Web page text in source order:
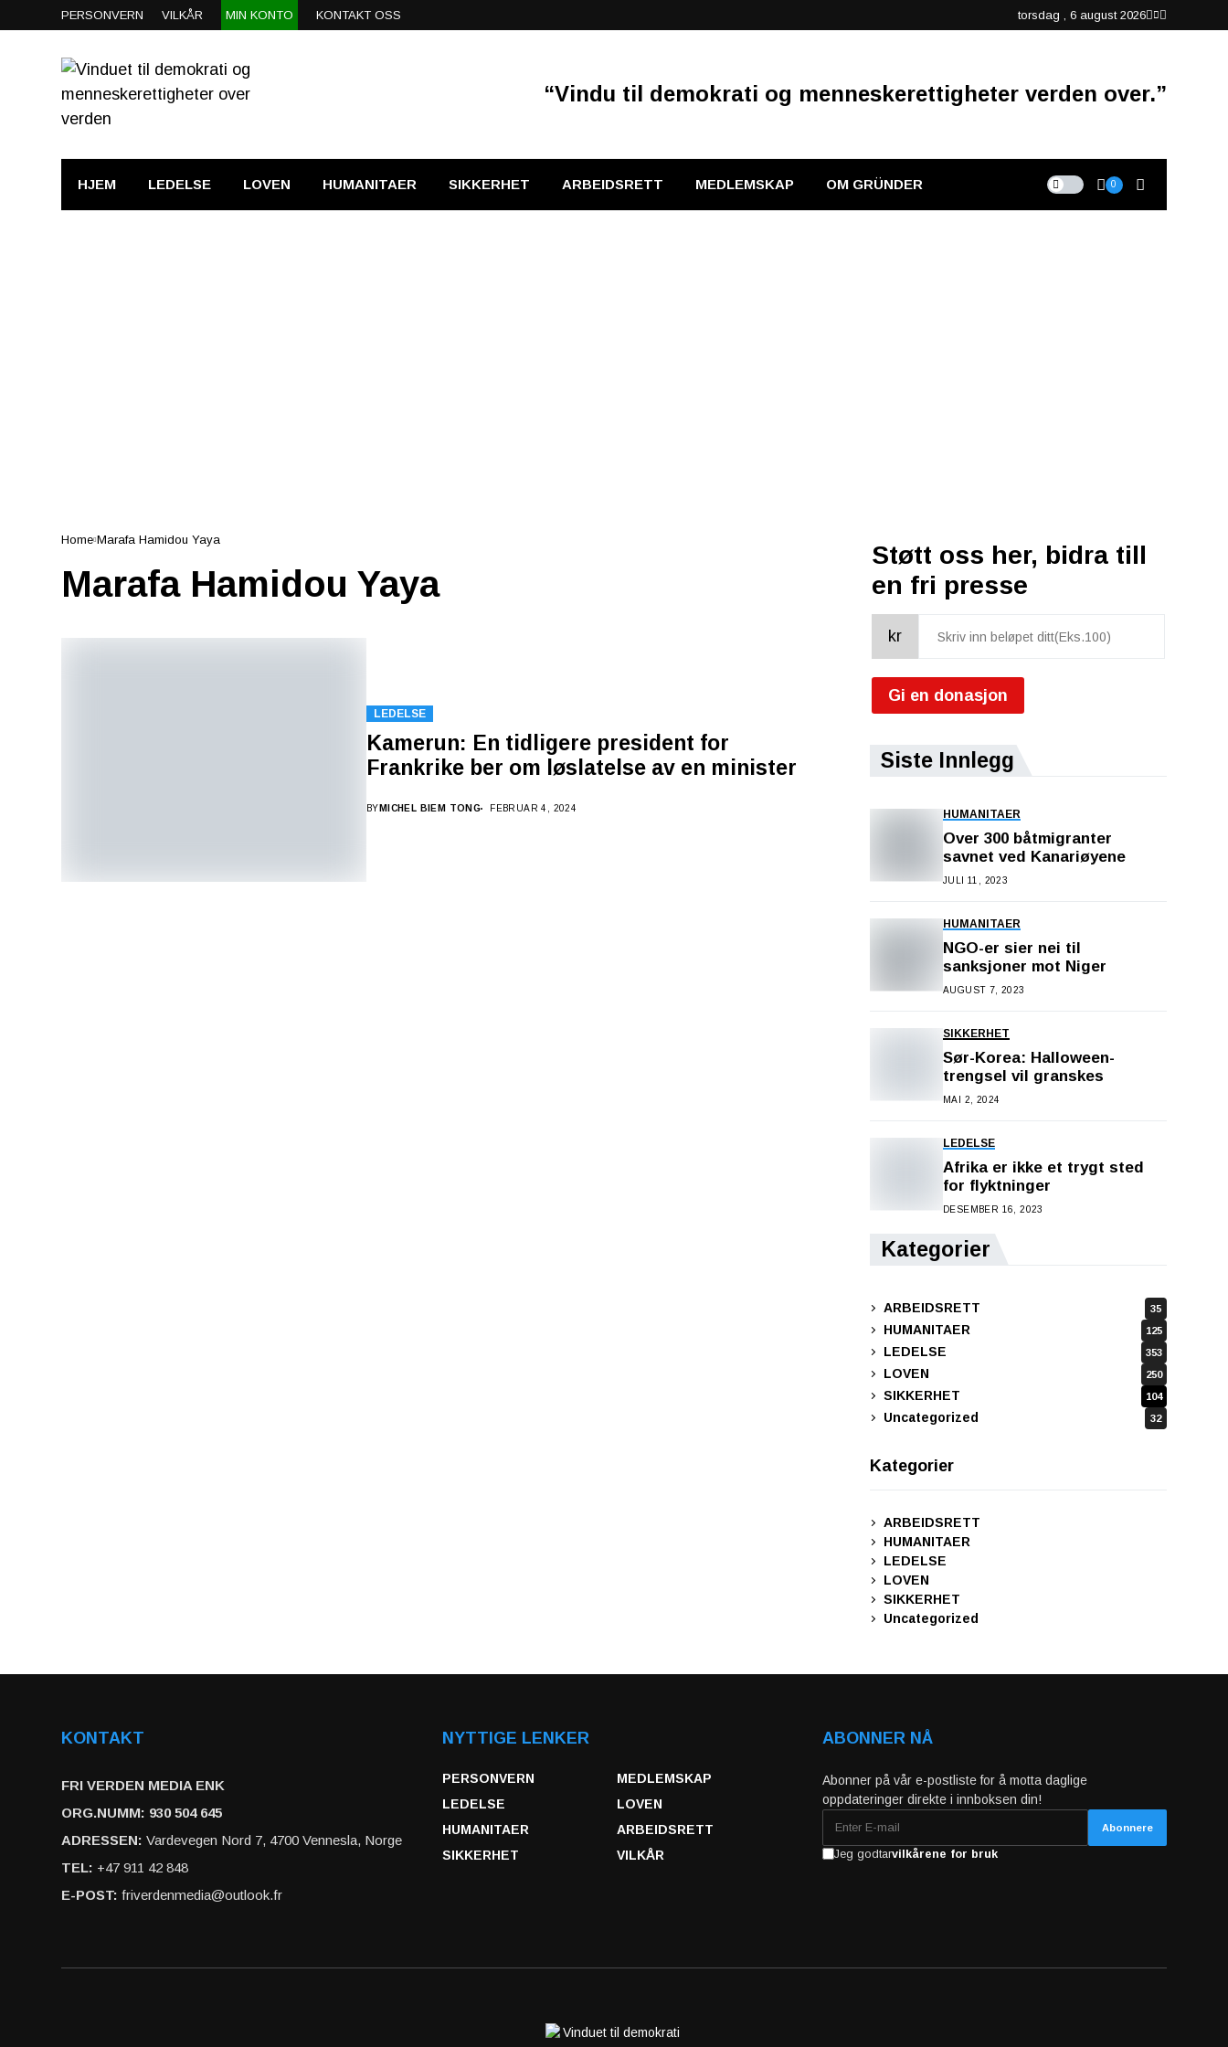
PERSONVERN VILKÅR MIN KONTO KONTAKT OSS torsdag , 6 august 2026
“Vindu til demokrati og menneskerettigheter verden over.”
HJEM LEDELSE LOVEN HUMANITAER SIKKERHET ARBEIDSRETT MEDLEMSKAP OM GRÜNDER 0
Home Marafa Hamidou Yaya
Marafa Hamidou Yaya
LEDELSE
Kamerun: En tidligere president for
Frankrike ber om løslatelse av en minister
BY MICHEL BIEM TONG FEBRUAR 4, 2024
Støtt oss her, bidra till
en fri presse
kr
Gi en donasjon
Siste Innlegg
HUMANITAER
Over 300 båtmigranter
savnet ved Kanariøyene
JULI 11, 2023
HUMANITAER
NGO-er sier nei til
sanksjoner mot Niger
AUGUST 7, 2023
SIKKERHET
Sør-Korea: Halloween-
trengsel vil granskes
MAI 2, 2024
LEDELSE
Afrika er ikke et trygt sted
for flyktninger
DESEMBER 16, 2023
Kategorier
ARBEIDSRETT 35
HUMANITAER 125
LEDELSE 353
LOVEN 250
SIKKERHET 104
Uncategorized 32
Kategorier
ARBEIDSRETT
HUMANITAER
LEDELSE
LOVEN
SIKKERHET
Uncategorized
KONTAKT
FRI VERDEN MEDIA ENK
ORG.NUMM: 930 504 645
ADRESSEN: Vardevegen Nord 7, 4700 Vennesla, Norge
TEL: +47 911 42 848
E-POST: friverdenmedia@outlook.fr
NYTTIGE LENKER
PERSONVERN
MEDLEMSKAP
LEDELSE
LOVEN
HUMANITAER
ARBEIDSRETT
SIKKERHET
VILKÅR
ABONNER NÅ
Abonner på vår e-postliste for å motta daglige
oppdateringer direkte i innboksen din!
Jeg godtarvilkårene for bruk